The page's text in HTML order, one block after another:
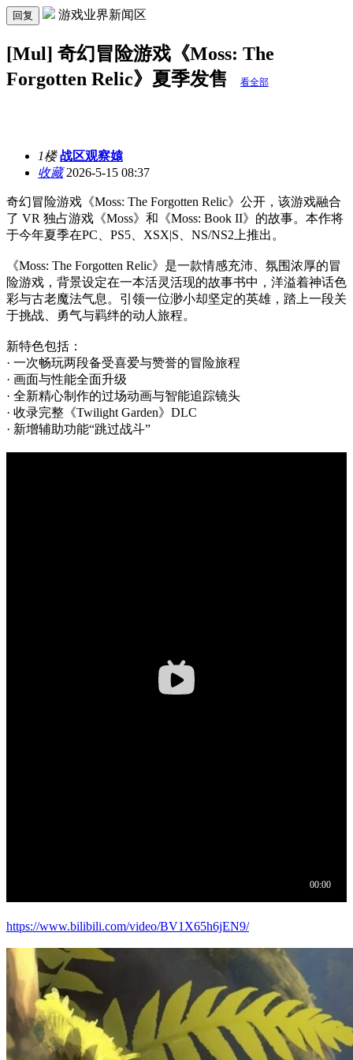
回复 游戏业界新闻区
[Mul] 奇幻冒险游戏《Moss: The
Forgotten Relic》夏季发售
看全部
1楼 战区观察媴
收藏2026-5-15 08:37
奇幻冒险游戏《Moss: The Forgotten Relic》公开，该游戏融合
了 VR 独占游戏《Moss》和《Moss: Book II》的故事。本作将
于今年夏季在PC、PS5、XSX|S、NS/NS2上推出。
《Moss: The Forgotten Relic》是一款情感充沛、氛围浓厚的冒
险游戏，背景设定在一本活灵活现的故事书中，洋溢着神话色
彩与古老魔法气息。引领一位渺小却坚定的英雄，踏上一段关
于挑战、勇气与羁绊的动人旅程。
新特色包括：
· 一次畅玩两段备受喜爱与赞誉的冒险旅程
· 画面与性能全面升级
· 全新精心制作的过场动画与智能追踪镜头
· 收录完整《Twilight Garden》DLC
· 新增辅助功能“跳过战斗”
https://www.bilibili.com/video/BV1X65h6jEN9/